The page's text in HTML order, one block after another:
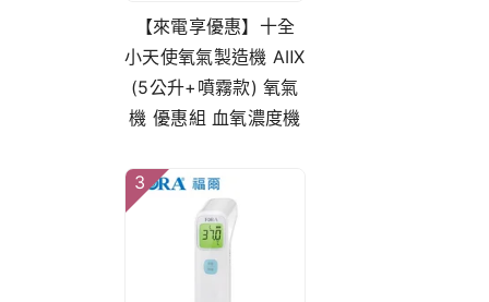
【來電享優惠】十全
小天使氧氣製造機 AⅡX
(5公升+噴霧款) 氧氣
機 優惠組 血氧濃度機
3